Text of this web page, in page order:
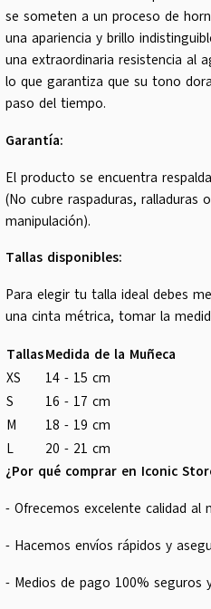
se someten a un proceso de
una apariencia y brillo
una extraordinaria resistencia al
lo que garantiza que su tono
paso del tiempo.
Garantía:
El producto se encuentra
(No cubre raspaduras, ralladuras
manipulación).
Tallas disponibles:
Para elegir tu talla ideal debes
una cinta métrica, tomar la
TallasMedida de la Muñeca
XS
14 - 15 cm
S
16 - 17 cm
M
18 - 19 cm
L
20 - 21 cm
¿Por qué comprar en Iconic
- Ofrecemos excelente calidad al
- Hacemos envíos rápidos y
- Medios de pago 100% seguros